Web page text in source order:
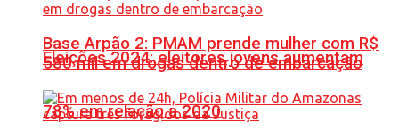
Eleições 2024: eleitores jovens aumentam
78% em relação a 2020
Base Arpão 2: PMAM prende mulher com R$
580 mil em drogas dentro de embarcação